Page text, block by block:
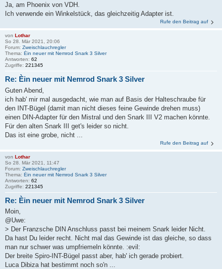
Ja, am Phoenix von VDH.
Ich verwende ein Winkelstück, das gleichzeitig Adapter ist.
Rufe den Beitrag auf
von Lothar
So 28. Mär 2021, 20:06
Forum: Zweischlauchregler
Thema: Èin neuer mit Nemrod Snark 3 Silver
Antworten: 62
Zugriffe: 221345
Re: Èin neuer mit Nemrod Snark 3 Silver
Guten Abend,
ich hab' mir mal ausgedacht, wie man auf Basis der Halteschraube für
den INT-Bügel (damit man nicht dieses feine Gewinde drehen muss)
einen DIN-Adapter für den Mistral und den Snark III V2 machen könnte.
Für den alten Snark III get's leider so nicht.
Das ist eine grobe, nicht ...
Rufe den Beitrag auf
von Lothar
So 28. Mär 2021, 11:47
Forum: Zweischlauchregler
Thema: Èin neuer mit Nemrod Snark 3 Silver
Antworten: 62
Zugriffe: 221345
Re: Èin neuer mit Nemrod Snark 3 Silver
Moin,
@Uwe:
> Der Franzsche DIN Anschluss passt bei meinem Snark leider Nicht.
Da hast Du leider recht. Nicht mal das Gewinde ist das gleiche, so dass
man nur schwer was umpfriemeln könnte. :evil:
Der breite Spiro-INT-Bügel passt aber, hab' ich gerade probiert.
Luca Dibiza hat bestimmt noch so'n ...